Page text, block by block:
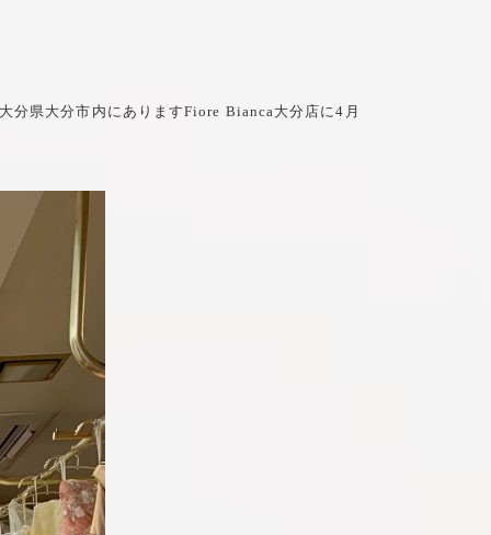
分県大分市内にありますFiore Bianca大分店に4月